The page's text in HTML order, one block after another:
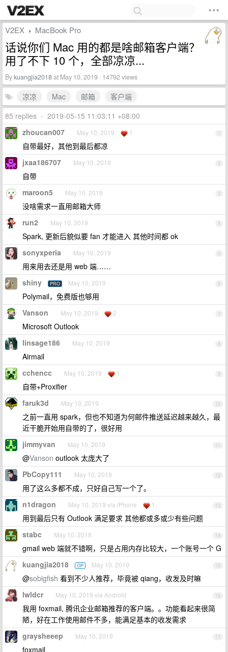
V2EX › MacBook Pro
话说你们 Mac 用的都是啥邮箱客户端？
用了不下 10 个，全部凉凉...
Bykuangjia2018at May 10, 2019 · 14792 views
凉凉 Mac 邮箱
客户端
85 replies • 2019-05-15 11:03:11 +08:00
1
zhoucan007 May 10, 2019 1
自带最好，其他到最后都凉
2
jxaa186707 May 10, 2019
自带
3
maroon5 May 10, 2019
没啥需求一直用邮箱大师
4
run2 May 10, 2019
Spark, 更新后貌似要 fan 才能进入 其他时间都 ok
5
sonyxperia May 10, 2019
用来用去还是用 web 端……
6
shiny PRO May 10, 2019
Polymail，免费版也够用
7
Vanson May 10, 2019 2
Microsoft Outlook
8
linsage186 May 10, 2019
Airmail
9
cchencc May 10, 2019 1
自带+Proxifier
10
faruk3d May 10, 2019
之前一直用 spark，但也不知道为何邮件推送延迟越来越久，最
近干脆开始用自带的了，很好用
11
jimmyvan May 10, 2019
@Vanson outlook 太庞大了
12
PbCopy111 May 10, 2019
用了这么多都不成，只好自己写一个了。
13
n1dragon May 10, 2019 via iPhone 1
用到最后只有 Outlook 满足要求 其他都或多或少有些问题
14
stabc May 10, 2019
gmail web 端就不错啊，只是占用内存比较大，一个账号一个 G
15
kuangjia2018 OP May 10, 2019
@sobigfish 看到不少人推荐，毕竟被 qiang，收发及时嘛
16
lwldcr May 10, 2019 via Android
我用 foxmail, 腾讯企业邮箱推荐的客户端。。功能看起来很简
陋，好在工作使用邮件不多，能满足基本的收发需求
17
graysheeep May 10, 2019
foxmail